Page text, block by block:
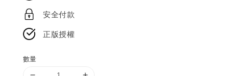
安全付款
正版授權
數量